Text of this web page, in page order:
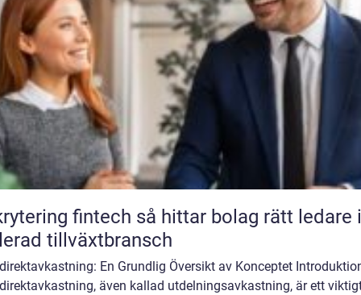
fintech så hittar bolag rätt ledare i en
tillväxtbransch
En Grundlig Översikt av Konceptet
även kallad utdelningsavkastning, är ett